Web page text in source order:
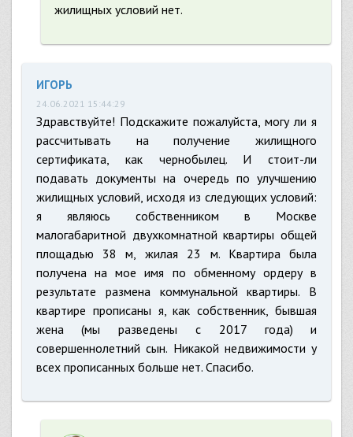
жилищных условий нет.
ИГОРЬ
24.06.2021 15:44:29
Здравствуйте! Подскажите пожалуйста, могу ли я
рассчитывать на получение жилищного
сертификата, как чернобылец. И стоит-ли
подавать документы на очередь по улучшению
жилищных условий, исходя из следующих условий:
я являюсь собственником в Москве
малогабаритной двухкомнатной квартиры общей
площадью 38 м, жилая 23 м. Квартира была
получена на мое имя по обменному ордеру в
результате размена коммунальной квартиры. В
квартире прописаны я, как собственник, бывшая
жена (мы разведены c 2017 года) и
совершеннолетний сын. Никакой недвижимости у
всех прописанных больше нет. Спасибо.